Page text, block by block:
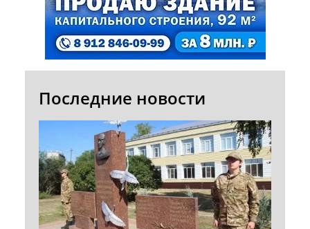
Последние новости